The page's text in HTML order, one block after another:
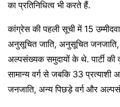
का प्रतिनिधित्व भी करते हैं.
कांग्रेस की पहली सूची में 15
अनुसूचित जाति, अनुसूचित
अल्पसंख्यक समुदायों के थे. पार्टी की
सामान्य वर्ग से जबकि 33
जनजाति, अन्य पिछड़े वर्ग और